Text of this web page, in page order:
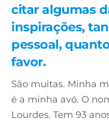
citar algumas
inspirações,
pessoal,
favor.
São muitas. Minha
é a minha avó. O
Lourdes. Tem 93